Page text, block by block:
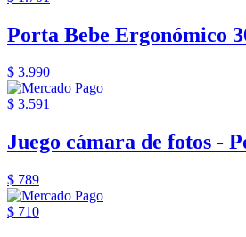
Porta Bebe Ergonómico
$ 3.990
$ 3.591
Juego cámara de fotos -
$ 789
$ 710